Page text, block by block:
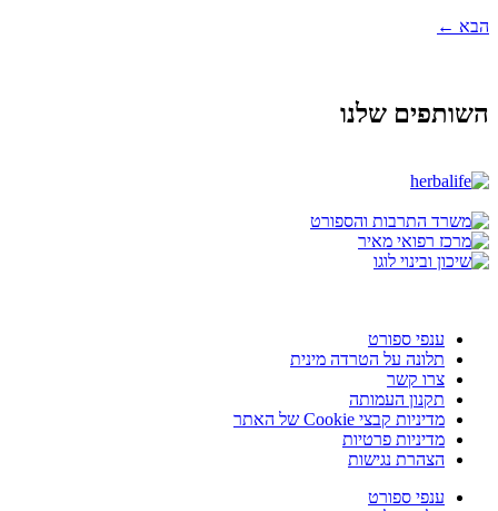
הבא ←
השותפים שלנו
ענפי ספורט
תלונה על הטרדה מינית
צרו קשר
תקנון העמותה
מדיניות קבצי Cookie של האתר
מדיניות פרטיות
הצהרת נגישות
ענפי ספורט